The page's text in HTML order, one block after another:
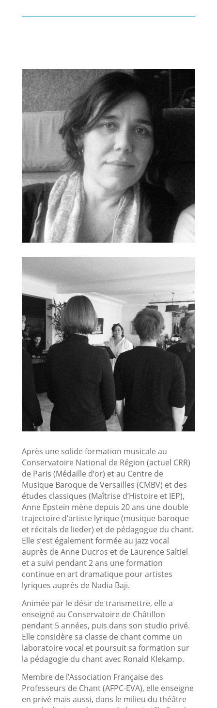
Après une solide formation musicale au
Conservatoire National de Région (actuel CRR)
de Paris (Médaille d’or) et au Centre de
Musique Baroque de Versailles (CMBV) et des
études classiques (Maîtrise d’Histoire et IEP),
Anne Epstein mène depuis 20 ans une double
trajectoire d’artiste lyrique (musique baroque
et récitals de lieder) et de pédagogue du chant.
Elle s’est égalementformée au jazz vocal
auprès de Anne Ducros et de Laurence Saltiel
et a suivi pendant 2 ans une formation
continue en art dramatique pour artistes
lyriques auprès de Nadia Baji.
Animée par le désir de transmettre, elle a
enseigné au Conservatoire de Châtillon
pendant 5 années, puis dans son studio privé.
Elle considère sa classe de chant comme un
laboratoire vocal et poursuit sa formation sur
la pédagogie du chant avec Ronald Klekamp.
Membre de l’Association Française des
Professeurs de Chant (AFPC-EVA), elle enseigne
en privé mais aussi, dans le milieu du théâtre